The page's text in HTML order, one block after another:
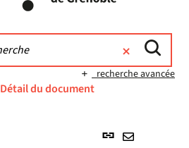
recherche avancée
Détail du document
Lien